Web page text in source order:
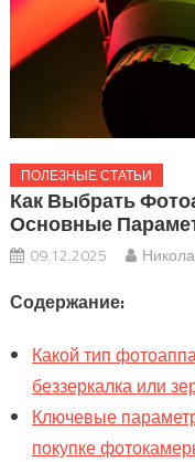
ПОЛЕЗНЫЕ СТАТЬИ
Как Выбрать
Основные
09.12.2025
Содержание:
Какой тип
беззеркалка или
Ключевые
покупке